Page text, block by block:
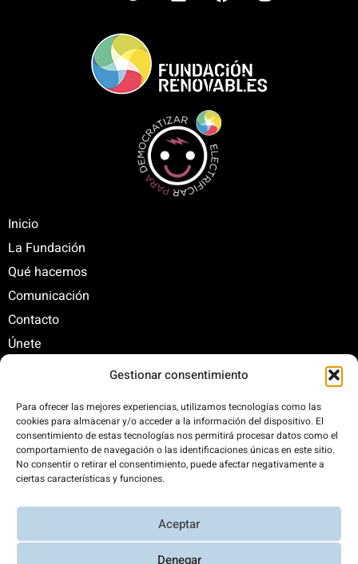
Gestionar consentimiento
Para ofrecer las mejores experiencias, utilizamos tecnologías como las
cookies para almacenar y/o acceder a la información del dispositivo. El
consentimiento de estas tecnologías nos permitirá procesar datos como el
comportamiento de navegación o las identificaciones únicas en este sitio.
No consentir o retirar el consentimiento, puede afectar negativamente a
ciertas características y funciones.
Aceptar
Denegar
Inicio
La Fundación
Qué hacemos
Comunicación
Contacto
Únete
C/ Santa Engracia, 108. 5º Interior. Izda. 28003
+34 625 47 42 11
fundacion@fundacionrenovables.org
comunicacion@fundacionrenovables.org
300%. Web 100% impulsada por energías
renovables.